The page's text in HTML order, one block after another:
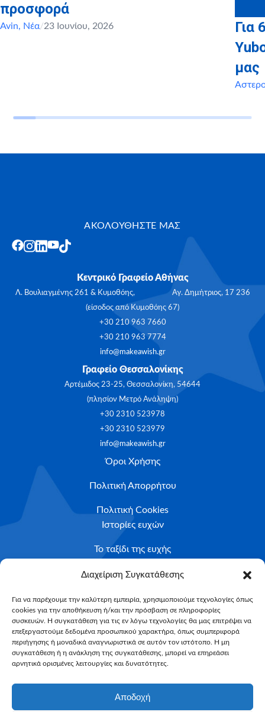
Διαχείριση Συγκατάθεσης
Για να παρέχουμε την καλύτερη εμπειρία, χρησιμοποιούμε τεχνολογίες όπως
cookies για την αποθήκευση ή/και την πρόσβαση σε πληροφορίες
συσκευών. Η συγκατάθεση για τις εν λόγω τεχνολογίες θα μας επιτρέψει να
επεξεργαστούμε δεδομένα προσωπικού χαρακτήρα, όπως συμπεριφορά
περιήγησης ή μοναδικά αναγνωριστικά σε αυτόν τον ιστότοπο. Η μη
συγκατάθεση ή η ανάκληση της συγκατάθεσης, μπορεί να επηρεάσει
αρνητικά ορισμένες λειτουργίες και δυνατότητες.
Αποδοχή
προσφορά
Avin, Νέα/23 Ιουνίου, 2026
Για
μας
ΑΚΟΛΟΥΘΗΣΤΕ ΜΑΣ
Κεντρικό Γραφείο Αθήνας
Λ. Βουλιαγμένης 261 & Κυμοθόης, Αγ. Δημήτριος, 17 236
(είσοδος από Κυμοθόης 67)
+30 210 963 7660
+30 210 963 7774
info@makeawish.gr
Γραφείο Θεσσαλονίκης
Αρτέμιδος 23-25, Θεσσαλονίκη, 54644
(πλησίον Μετρό Ανάληψη)
+30 2310 523978
+30 2310 523979
info@makeawish.gr
Όροι Χρήσης
Πολιτική Απορρήτου
Πολιτική Cookies
Ιστορίες ευχών
Το ταξίδι της ευχής
Κριτήρια Καταλληλότητας
Υποβολή Αιτήματος
NEWSLETTER
Email*